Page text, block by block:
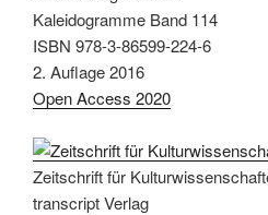
Kaleidogramme Band 114
ISBN 978-3-86599-224-6
2. Auflage 2016
Open Access 2020
Zeitschrift für
transcript Verlag